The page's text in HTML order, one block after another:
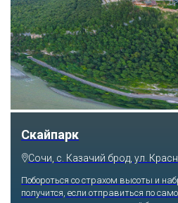
Скайпарк
Сочи, с. Казачий брод, ул.
Побороться со страхом высоты и
получится, если отправиться по